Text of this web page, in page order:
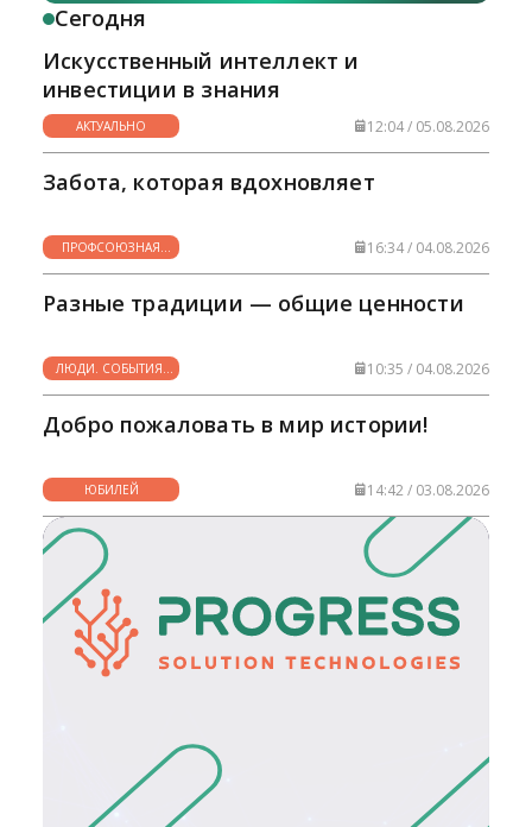
Сегодня
Искусственный интеллект и
инвестиции в знания
АКТУАЛЬНО 12:04 / 05.08.2026
Забота, которая вдохновляет
ПРОФСОЮЗНАЯ
ЖИЗНЬ
16:34 / 04.08.2026
Разные традиции — общие ценности
ЛЮДИ. СОБЫТИЯ.
ФАКТЫ
10:35 / 04.08.2026
Добро пожаловать в мир истории!
ЮБИЛЕЙ 14:42 / 03.08.2026